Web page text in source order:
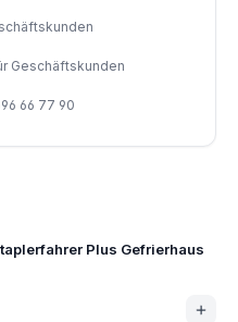
Geschäftskunden
66 77 90
Plus Gefrierhaus